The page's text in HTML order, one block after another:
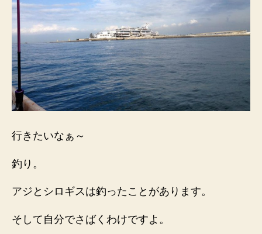
行きたいなぁ～
釣り。
アジとシロギスは釣ったことがあります。
そして自分でさばくわけですよ。